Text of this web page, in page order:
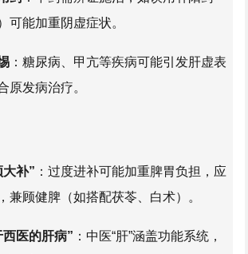
可能加重阴虚症状。
：糖尿病、 甲亢等疾病可能引发肝虚表
原发病治疗。
时就医
大补” ：过度进补可能加重脾胃负担，应
兼顾健脾（如搭配茯苓 白术）。
西医的肝病” ：中医“肝”涵盖功能系统，